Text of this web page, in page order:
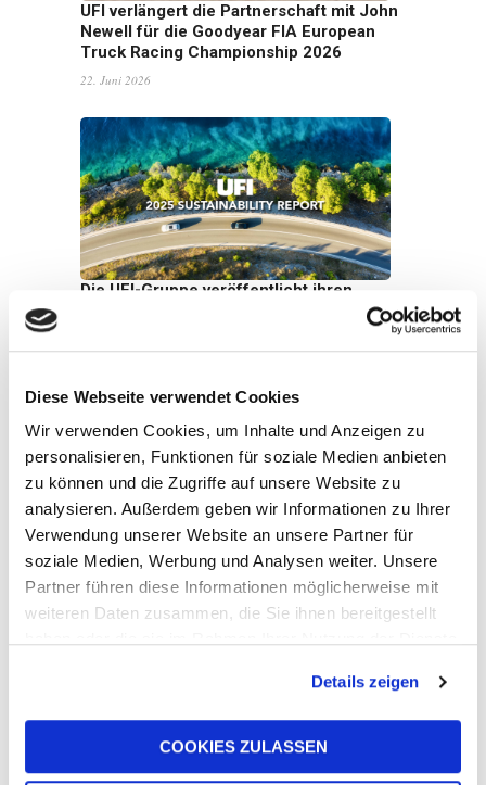
Diese Webseite verwendet Cookies
Wir verwenden Cookies, um Inhalte und Anzeigen zu
personalisieren, Funktionen für soziale Medien anbieten
zu können und die Zugriffe auf unsere Website zu
analysieren. Außerdem geben wir Informationen zu Ihrer
Verwendung unserer Website an unsere Partner für
soziale Medien, Werbung und Analysen weiter. Unsere
Partner führen diese Informationen möglicherweise mit
weiteren Daten zusammen, die Sie ihnen bereitgestellt
Details zeigen
COOKIES ZULASSEN
UFI verlängert die Partnerschaft mit John
Newell für die Goodyear FIA European
Truck Racing Championship 2026
22. Juni 2026
Die UFI-Gruppe veröffentlicht ihren
Nachhaltigkeitsbericht 2025: Wachstum
UFI Filters unterstützt Harry King bei
Langstreckenrennen in Europa und den
USA